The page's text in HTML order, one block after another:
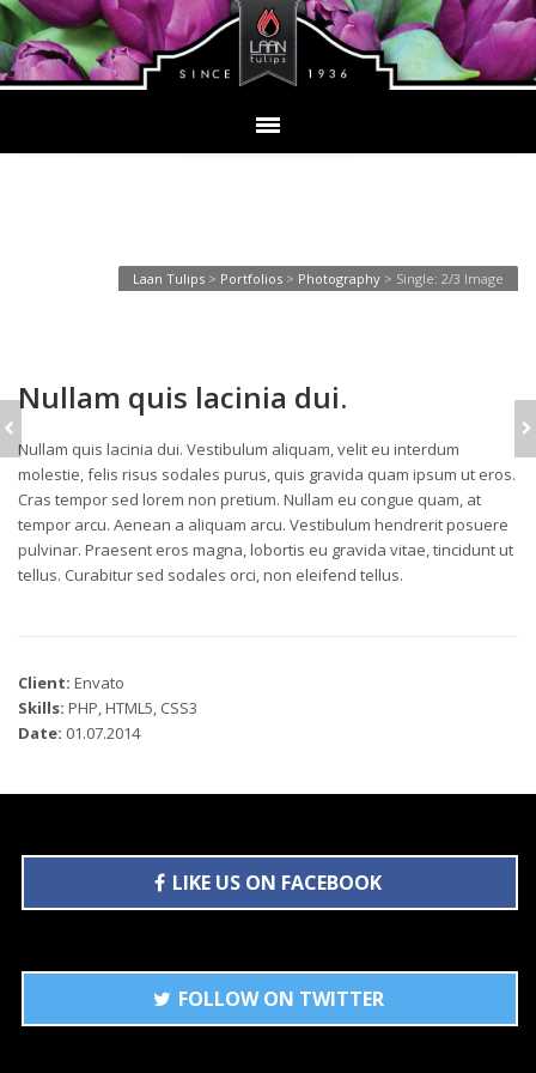
Laan Tulips > Portfolios > Photography > Single: 2/3 Image
Nullam quis lacinia dui.
Nullam quis lacinia dui. Vestibulum aliquam, velit eu interdum
molestie, felis risus sodales purus, quis gravida quam ipsum ut eros.
Cras tempor sed lorem non pretium. Nullam eu congue quam, at
tempor arcu. Aenean a aliquam arcu. Vestibulum hendrerit posuere
pulvinar. Praesent eros magna, lobortis eu gravida vitae, tincidunt ut
tellus. Curabitur sed sodales orci, non eleifend tellus.
Client: Envato
Skills: PHP, HTML5, CSS3
Date: 01.07.2014
LIKE US ON FACEBOOK
FOLLOW ON TWITTER